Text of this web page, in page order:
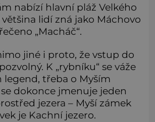
nabízí hlavní pláž Velkého
lidí zná jako Máchovo
„Macháč“.
jiné i proto, že vstup do
K „rybníku“ se váže
legend, třeba o Myším
dokonce jmenuje jeden
jezera – Myší zámek
je Kachní jezero.